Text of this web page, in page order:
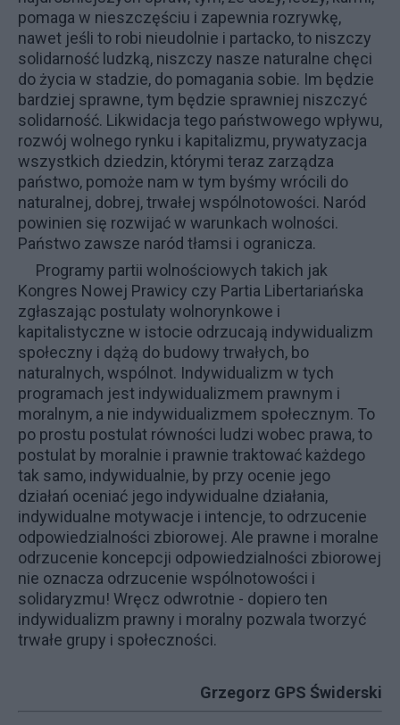
pomaga w nieszczęściu i zapewnia rozrywkę,
nawet jeśli to robi nieudolnie i partacko, to niszczy
solidarność ludzką, niszczy nasze naturalne chęci
do życia w stadzie, do pomagania sobie. Im będzie
bardziej sprawne, tym będzie sprawniej niszczyć
solidarność. Likwidacja tego państwowego wpływu,
rozwój wolnego rynku i kapitalizmu, prywatyzacja
wszystkich dziedzin, którymi teraz zarządza
państwo, pomoże nam w tym byśmy wrócili do
naturalnej, dobrej, trwałej wspólnotowości. Naród
powinien się rozwijać w warunkach wolności.
Państwo zawsze naród tłamsi i ogranicza.
Programy partii wolnościowych takich jak
Kongres Nowej Prawicy czy Partia Libertariańska
zgłaszając postulaty wolnorynkowe i
kapitalistyczne w istocie odrzucają indywidualizm
społeczny i dążą do budowy trwałych, bo
naturalnych, wspólnot. Indywidualizm w tych
programach jest indywidualizmem prawnym i
moralnym, a nie indywidualizmem społecznym. To
po prostu postulat równości ludzi wobec prawa, to
postulat by moralnie i prawnie traktować każdego
tak samo, indywidualnie, by przy ocenie jego
działań oceniać jego indywidualne działania,
indywidualne motywacje i intencje, to odrzucenie
odpowiedzialności zbiorowej. Ale prawne i moralne
odrzucenie koncepcji odpowiedzialności zbiorowej
nie oznacza odrzucenie wspólnotowości i
solidaryzmu! Wręcz odwrotnie - dopiero ten
indywidualizm prawny i moralny pozwala tworzyć
trwałe grupy i społeczności.
Grzegorz GPS Świderski